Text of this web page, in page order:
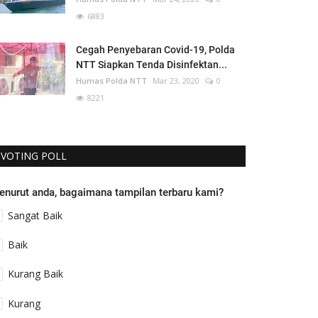
6883
Cegah Penyebaran Covid-19, Polda
NTT Siapkan Tenda Disinfektan...
Humas Polda NTT Mar 23, 2020
0
8221
VOTING POLL
anda, bagaimana tampilan terbaru kami?
Sangat Baik
Baik
Kurang Baik
Kurang